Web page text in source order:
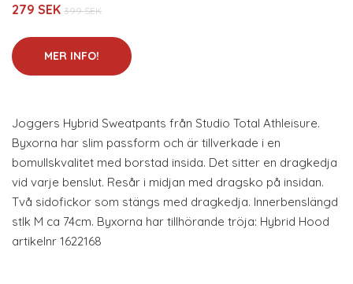
279 SEK 399 SEK
MER INFO!
Joggers Hybrid Sweatpants från Studio Total Athleisure.
Byxorna har slim passform och är tillverkade i en
bomullskvalitet med borstad insida. Det sitter en dragkedja
vid varje benslut. Resår i midjan med dragsko på insidan.
Två sidofickor som stängs med dragkedja. Innerbenslängd
stlk M ca 74cm. Byxorna har tillhörande tröja: Hybrid Hood
artikelnr 1622168